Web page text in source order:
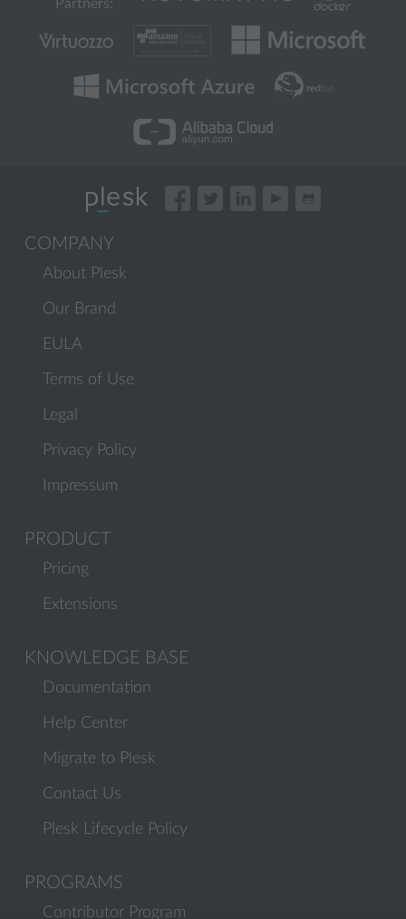
Partners:
COMPANY
About Plesk
Our Brand
EULA
Terms of Use
Legal
Privacy Policy
Impressum
PRODUCT
Pricing
Extensions
KNOWLEDGE BASE
Documentation
Help Center
Migrate to Plesk
Contact Us
Plesk Lifecycle Policy
PROGRAMS
Contributor Program